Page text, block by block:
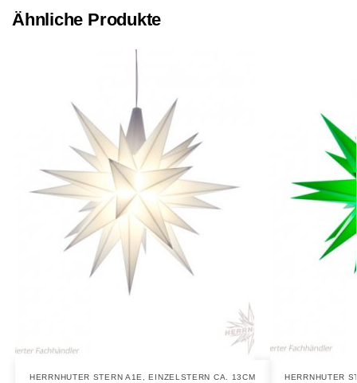
Ähnliche Produkte
HERRNHUTER STERN A1E, EINZELSTERN CA. 13CM
HERRNHUTER